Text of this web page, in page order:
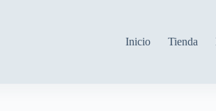
Inicio Tienda